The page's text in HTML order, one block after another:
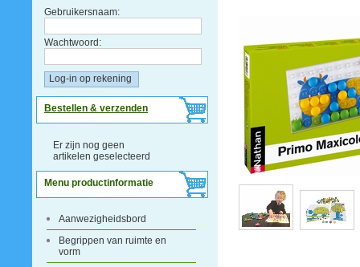
Gebruikersnaam:
Wachtwoord:
Bestellen & verzenden
Er zijn nog geen
artikelen geselecteerd
Menu productinformatie
Aanwezigheidsbord
Begrippen van ruimte en
vorm